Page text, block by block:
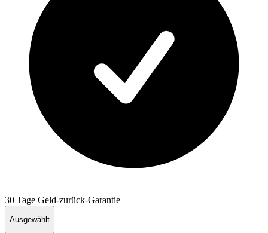
30 Tage Geld-zurück-Garantie
Ausgewählt